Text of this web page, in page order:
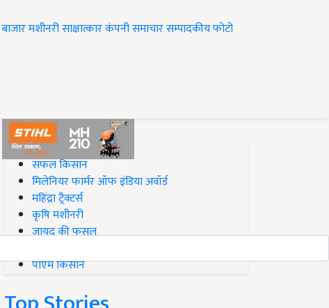
बाजारमशीनरीसाक्षात्कारकंपनी समाचारसम्पादकीयफोटो
#Top on Krishi Jagran
सफल किसान
मिलेनियर फार्मर ऑफ इंडिया अवॉर्ड
महिंद्रा ट्रैक्टर्स
कृषि मशीनरी
जायद की फसल
पीएम किसान